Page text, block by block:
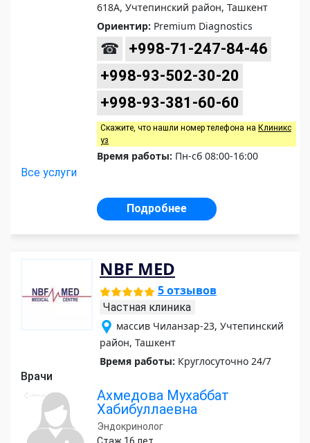
618А, Учтепинский район, Ташкент
Ориентир: Premium Diagnostics
☎
+998-71-247-84-46
+998-93-502-30-20
+998-93-381-60-60
Скажите, что нашли номер телефона на Клиникс
уз
Время работы: Пн-сб 08:00-16:00
Все услуги
Подробнее
NBF MED
5 отзывов
Частная клиника
массив Чиланзар-23, Учтепинский
район, Ташкент
Время работы: Круглосуточно 24/7
Врачи
Ахмедова Мухаббат
Хабибуллаевна
Эндокринолог